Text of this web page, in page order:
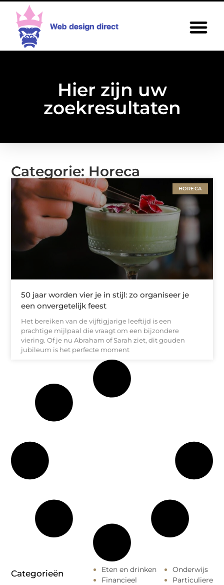
Hier zijn uw
zoekresultaten
Categorie: Horeca
HORECA
50 jaar worden vier je in stijl: zo organiseer je
een onvergetelijk feest
Het bereiken van de vijftigjarige leeftijd is een
prachtige mijlpaal die vraagt om een bijzondere
viering. Of je nu Abraham of Sarah ziet, dit gouden
jubileum is het perfecte moment
Categorieën
Eten en drinken
Financieel
Onderwijs
Particuliere